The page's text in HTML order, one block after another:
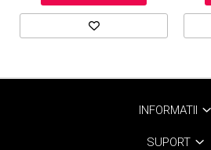
INFORMATII
SUPORT